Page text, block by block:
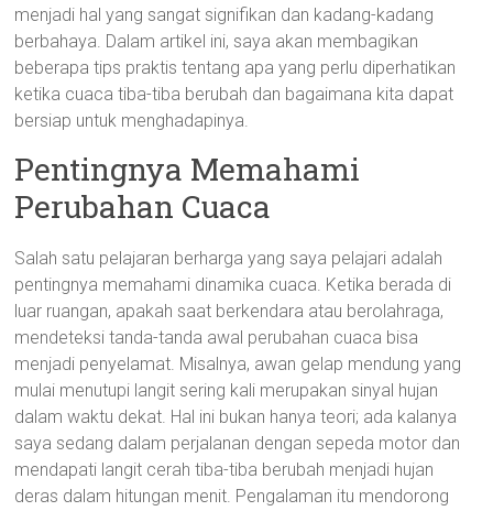
menjadi hal yang sangat signifikan dan kadang-kadang
berbahaya. Dalam artikel ini, saya akan membagikan
beberapa tips praktis tentang apa yang perlu diperhatikan
ketika cuaca tiba-tiba berubah dan bagaimana kita dapat
bersiap untuk menghadapinya.
Pentingnya Memahami
Perubahan Cuaca
Salah satu pelajaran berharga yang saya pelajari adalah
pentingnya memahami dinamika cuaca. Ketika berada di
luar ruangan, apakah saat berkendara atau berolahraga,
mendeteksi tanda-tanda awal perubahan cuaca bisa
menjadi penyelamat. Misalnya, awan gelap mendung yang
mulai menutupi langit sering kali merupakan sinyal hujan
dalam waktu dekat. Hal ini bukan hanya teori; ada kalanya
saya sedang dalam perjalanan dengan sepeda motor dan
mendapati langit cerah tiba-tiba berubah menjadi hujan
deras dalam hitungan menit. Pengalaman itu mendorong